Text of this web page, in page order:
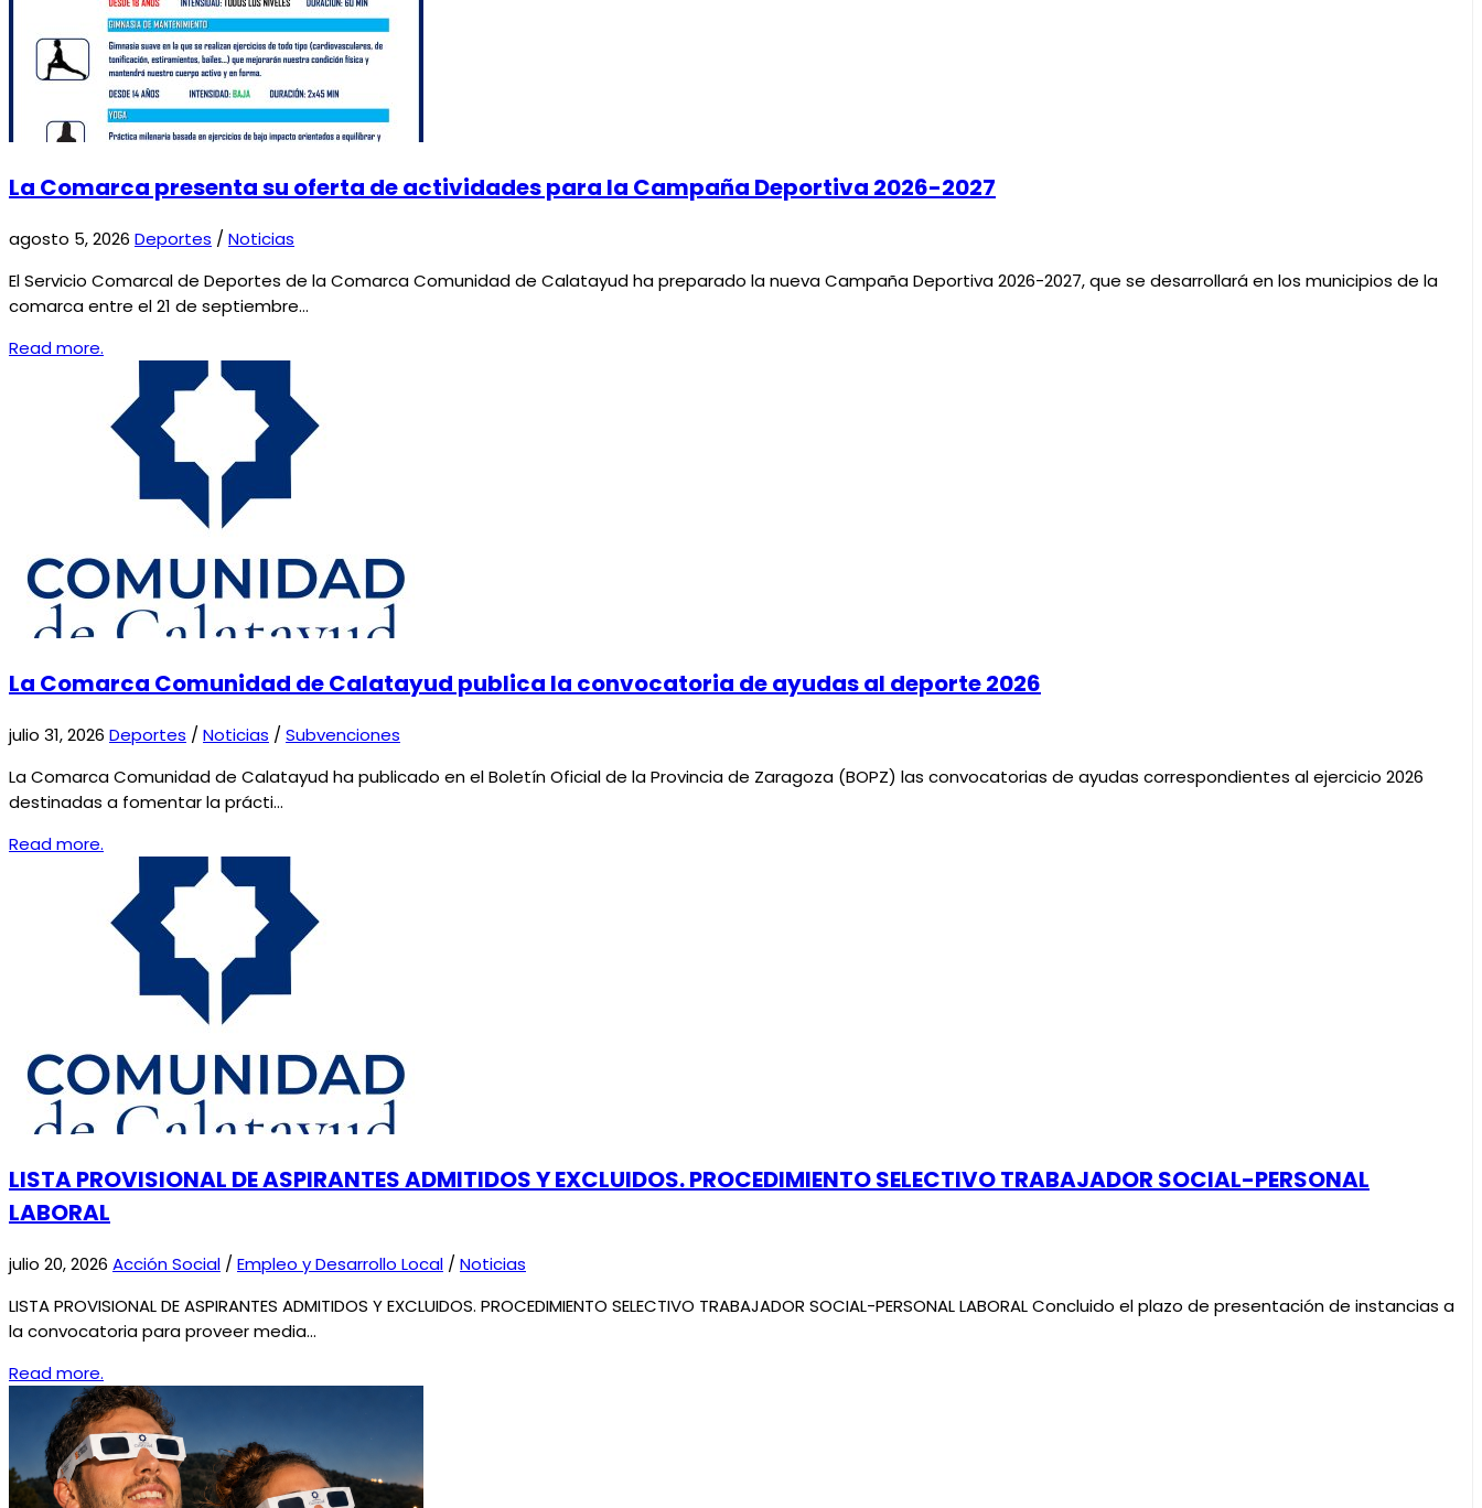
La Comarca presenta su oferta de actividades para la Campaña Deportiva 2026-2027
agosto 5, 2026 Deportes / Noticias
El Servicio Comarcal de Deportes de la Comarca Comunidad de Calatayud ha preparado la nueva Campaña Deportiva 2026-2027, que se desarrollará en los municipios de la
comarca entre el 21 de septiembre…
Read more.
La Comarca Comunidad de Calatayud publica la convocatoria de ayudas al deporte 2026
julio 31, 2026 Deportes /Noticias /Subvenciones
La Comarca Comunidad de Calatayud ha publicado en el Boletín Oficial de la Provincia de Zaragoza (BOPZ) las convocatorias de ayudas correspondientes al ejercicio 2026
destinadas a fomentar la prácti…
Read more.
LISTA PROVISIONAL DE ASPIRANTES ADMITIDOS Y EXCLUIDOS. PROCEDIMIENTO SELECTIVO TRABAJADOR SOCIAL-PERSONAL
LABORAL
julio 20, 2026 Acción Social /Empleo y Desarrollo Local /Noticias
LISTA PROVISIONAL DE ASPIRANTES ADMITIDOS Y EXCLUIDOS. PROCEDIMIENTO SELECTIVO TRABAJADOR SOCIAL-PERSONAL LABORAL Concluido el plazo de presentación de instancias a
la convocatoria para proveer media…
Read more.